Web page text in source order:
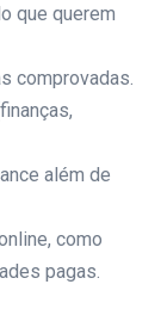
que querem
comprovadas.
além de
como
pagas.